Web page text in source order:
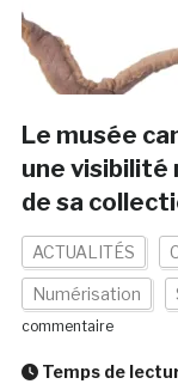
Le musée
une visibilité
de sa
ACTUALITÉS
Numérisation
commentaire
Temps de